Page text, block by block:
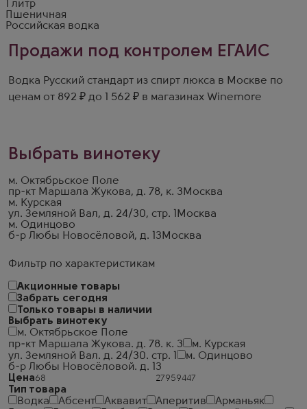
Фильтр по характеристикам
Акционные товары
Забрать сегодня
Только товары в наличии
Выбрать винотеку
м. Октябрьское Поле
пр-кт Маршала Жукова. д. 78. к. 3
м. Курская
ул. Земляной Вал. д. 24/30. стр. 1
м. Одинцово
б-р Любы Новосёловой. д. 13
Цена
Тип товара
Водка
Абсент Аквавит Аперитив
Арманьяк
1 литр
Пшеничная
Российская водка
Продажи под контролем ЕГАИС
Водка Русский стандарт из спирт люкса в Москве по
ценам от 892 ₽ до 1 562 ₽ в магазинах Winemore
Выбрать винотеку
м. Октябрьское Поле
пр-кт Маршала Жукова, д. 78, к. 3 Москва
м. Курская
ул. Земляной Вал, д. 24/30, стр. 1
Москва
м. Одинцово
б-р Любы Новосёловой, д. 13 Москва